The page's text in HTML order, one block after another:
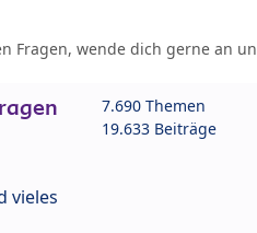
Fragen, wende dich gerne an
vieles
7.690 Themen
19.633 Beiträge